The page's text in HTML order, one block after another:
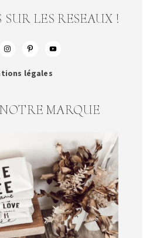
LES RESEAUX !
légales
MARQUE